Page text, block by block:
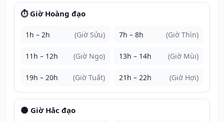
⏱️ Giờ Hoàng đạo
1h – 2h (Giờ Sửu) 7h – 8h (Giờ Thìn)
11h – 12h (Giờ Ngọ) 13h – 14h (Giờ Mùi)
19h – 20h (Giờ Tuất) 21h – 22h (Giờ Hợi)
🌑 Giờ Hắc đạo